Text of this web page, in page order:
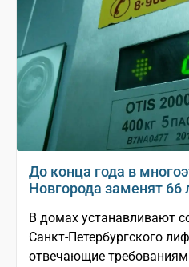
До конца года в
Новгорода заменят 66
В домах устанавливают
Санкт-Петербургского
отвечающие требованиям